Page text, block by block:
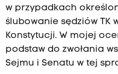
w przypadkach
ślubowanie sędziów TK
Konstytucji. W mojej
podstaw do zwołania
Sejmu i Senatu w tej